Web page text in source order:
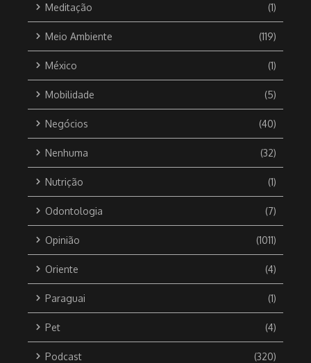
Meditação (1)
Meio Ambiente (119)
México (1)
Mobilidade (5)
Negócios (40)
Nenhuma (32)
Nutrição (1)
Odontologia (7)
Opinião (1011)
Oriente (4)
Paraguai (1)
Pet (4)
Podcast (320)